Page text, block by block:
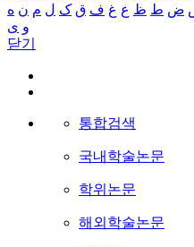
ض ط ظ ع غ ف ق ک ل م ن ه
و ی
닫기
통합검색
국내학술논문
학위논문
해외학술논문